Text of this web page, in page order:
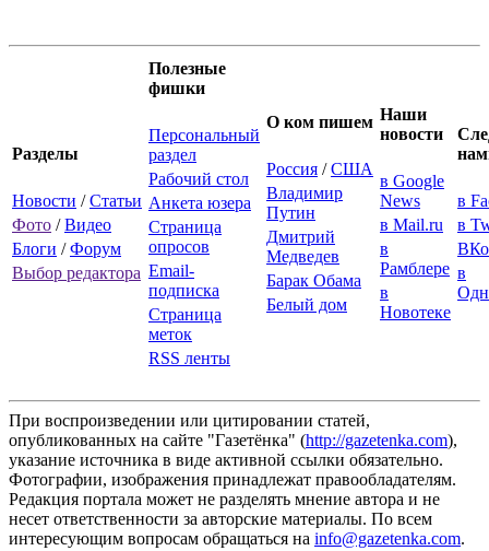
Разделы
Новости /Статьи
Фото /Видео
Блоги /Форум
Выбор редактора
Полезные
фишки
Персональный
раздел
Рабочий стол
Анкета юзера
Страница
опросов
Email-
подписка
Страница
меток
RSS ленты
О ком пишем
Россия /США
Владимир
Путин
Дмитрий
Медведев
Барак Обама
Белый дом
Наши
новости
в Google
News
в Mail.ru
в
Рамблере
в
Новотеке
в
в
в
При воспроизведении или цитировании статей,
опубликованных на сайте "Газетёнка" (http://gazetenka.com),
указание источника в виде активной ссылки обязательно.
Фотографии, изображения принадлежат правообладателям.
Редакция портала может не разделять мнение автора и не
несет ответственности за авторские материалы. По всем
интересующим вопросам обращаться на info@gazetenka.com.